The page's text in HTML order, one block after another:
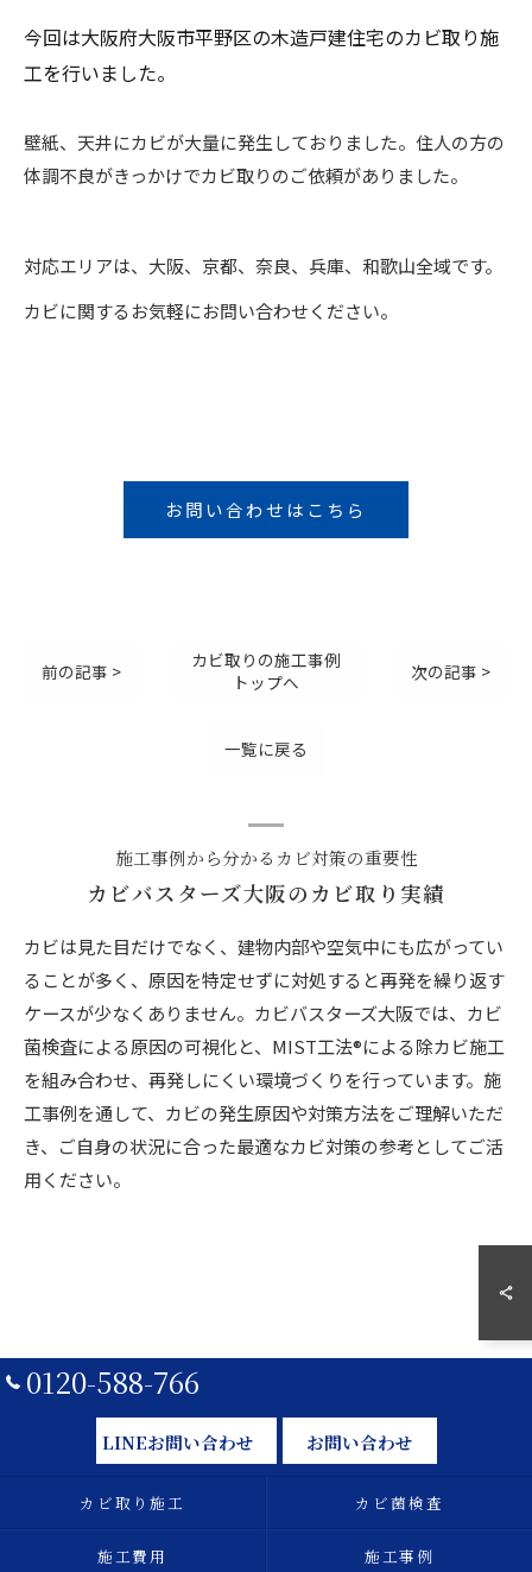
今回は大阪府大阪市平野区の木造戸建住宅のカビ取り施
工を行いました。
壁紙、天井にカビが大量に発生しておりました。住人の方の
体調不良がきっかけでカビ取りのご依頼がありました。
対応エリアは、大阪、京都、奈良、兵庫、和歌山全域です。
カビに関するお気軽にお問い合わせください。
お問い合わせはこちら
前の記事 >
カビ取りの施工事例
トップへ
次の記事 >
一覧に戻る
施工事例から分かるカビ対策の重要性
カビバスターズ大阪のカビ取り実績
カビは見た目だけでなく、建物内部や空気中にも広がってい
ることが多く、原因を特定せずに対処すると再発を繰り返す
ケースが少なくありません。カビバスターズ大阪では、カビ
菌検査による原因の可視化と、MIST工法®による除カビ施工
を組み合わせ、再発しにくい環境づくりを行っています。施
工事例を通して、カビの発生原因や対策方法をご理解いただ
き、ご自身の状況に合った最適なカビ対策の参考としてご活
用ください。
0120-588-766
LINEお問い合わせ お問い合わせ
カビ取り施工 カビ菌検査
施工費用 施工事例